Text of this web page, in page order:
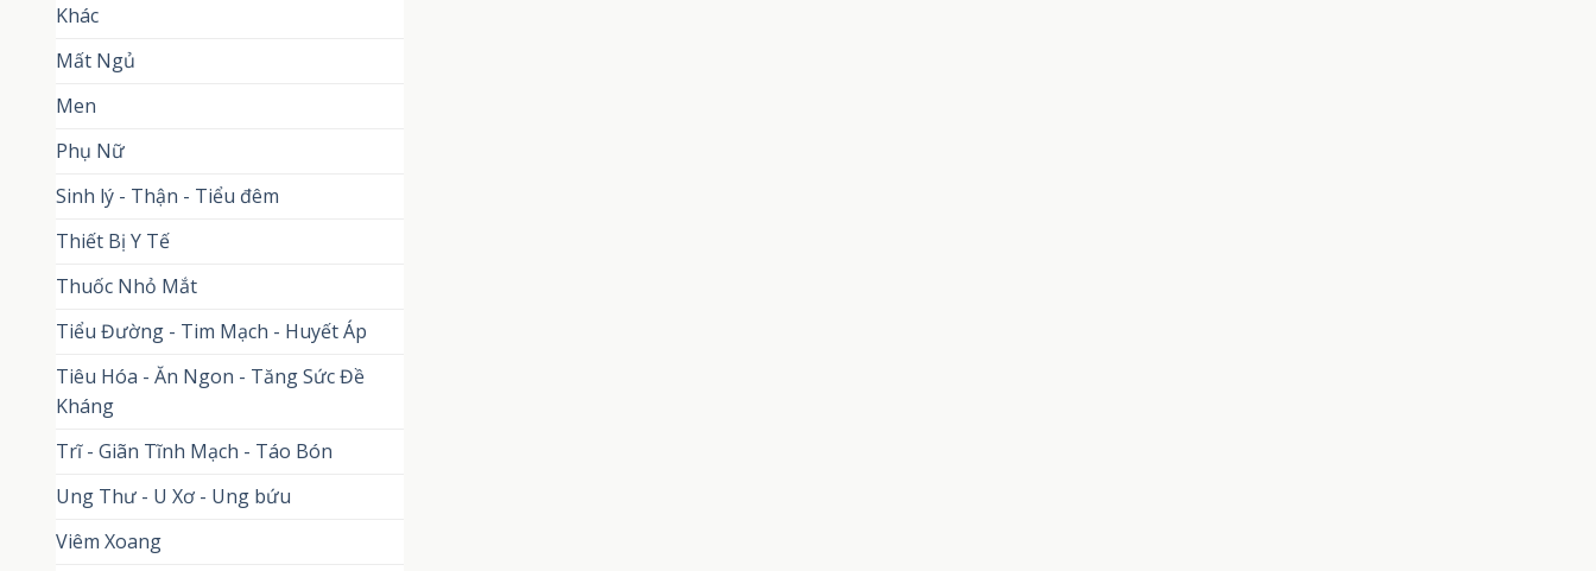
Khác
Mất Ngủ
Men
Phụ Nữ
Sinh lý - Thận - Tiểu đêm
Thiết Bị Y Tế
Thuốc Nhỏ Mắt
Tiểu Đường - Tim Mạch - Huyết Áp
Tiêu Hóa - Ăn Ngon - Tăng Sức Đề
Kháng
Trĩ - Giãn Tĩnh Mạch - Táo Bón
Ung Thư - U Xơ - Ung bứu
Viêm Xoang